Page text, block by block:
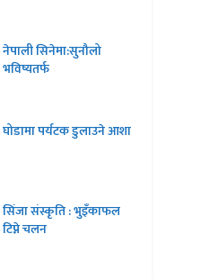
नेपाली सिनेमा:सुनौलो
भविष्यतर्फ
घोडामा पर्यटक डुलाउने आशा
सिंजा संस्कृति : भुइँकाफल
टिप्ने चलन